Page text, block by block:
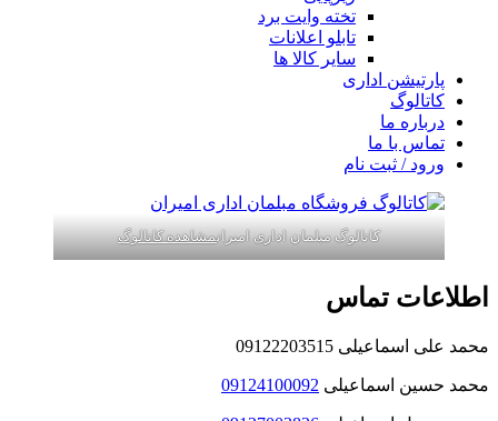
تخته وایت برد
تابلو اعلانات
سایر کالا ها
پارتیشن اداری
کاتالوگ
درباره ما
تماس با ما
ورود / ثبت نام
کاتالوگ مبلمان اداری امیرانمشاهده کاتالوگ
اطلاعات تماس
محمد علی اسماعیلی 09122203515
محمد حسین اسماعیلی 09124100092